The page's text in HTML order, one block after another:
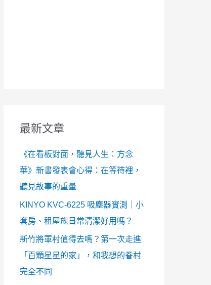
最新文章
《在看板對面，聽見人生：方念
華》新書發表會心得：在等待裡，
聽見故事的重量
KINYO KVC-6225 吸塵器實測｜小
套房、租屋族日常清潔好用嗎？
新竹將軍村值得去嗎？第一次走進
「百顆星星的家」，和我想的眷村
完全不同